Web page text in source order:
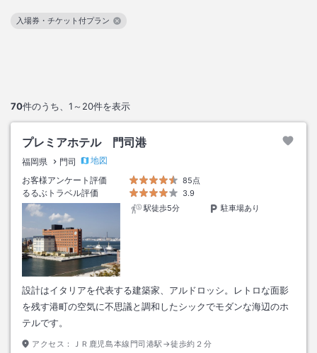
70件のうち、 1～20件を表示
入場券・チケット付プラン
この絞り込み条件を解除
プレミアホテル 門司港
福岡県 門司
地図
お客様アンケート評価
85点
るるぶトラベル評価
3.9
駅徒歩5分
駐車場あり
設計はイタリアを代表する建築家、アルドロッシ。レトロな面影
を残す港町の空気に不思議と調和したシックでモダンな海辺のホ
テルです。
アクセス： ＪＲ鹿児島本線門司港駅→徒歩約２分